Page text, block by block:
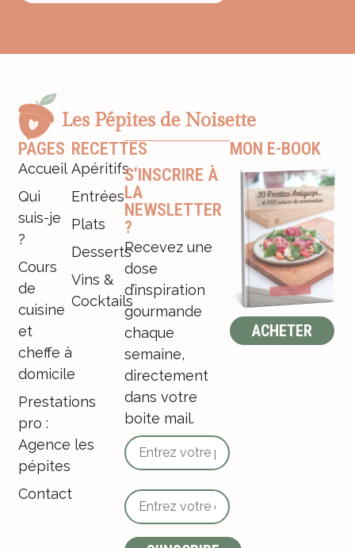
PAGES
Accueil
Qui
suis-je
?
Cours
de
cuisine
et
cheffe à
domicile
Prestations
pro :
Agence les
pépites
Contact
RECETTES
Apéritifs
Entrées
Plats
Desserts
Vins &
Cocktails
S’INSCRIRE À
LA
NEWSLETTER
?
Recevez une
dose
d’inspiration
gourmande
chaque
semaine,
directement
dans votre
boite mail.
MON E-BOOK
ACHETER